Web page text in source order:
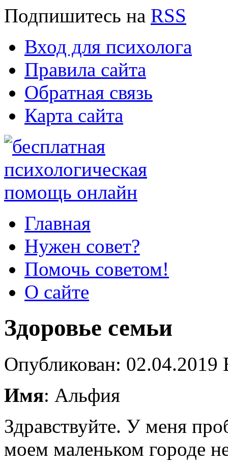
Подпишитесь на RSS
Вход для психолога
Правила сайта
Обратная связь
Карта сайта
Главная
Нужен совет?
Помочь советом!
О сайте
Здоровье семьи
Опубликован:
Имя: Альфия
Здравствуйте. У меня
моем маленьком городе